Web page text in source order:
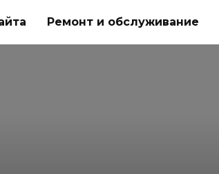
Ремонт и обслуживание